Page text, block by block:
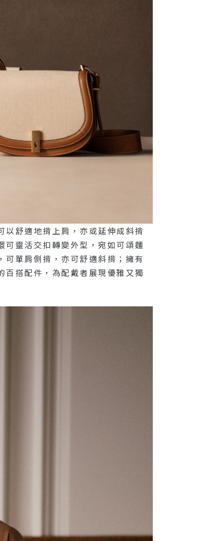
舒適地揹上肩，亦或延伸成斜揹
靈活交扣轉變外型，宛如可頌麵
單肩側揹，亦可舒適斜揹；擁有
搭配件，為配戴者展現優雅又獨